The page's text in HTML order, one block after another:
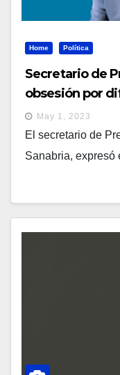
Home Política
Secretario de
obsesión por
May 1, 2023
El secretario de
Sanabria, expresó